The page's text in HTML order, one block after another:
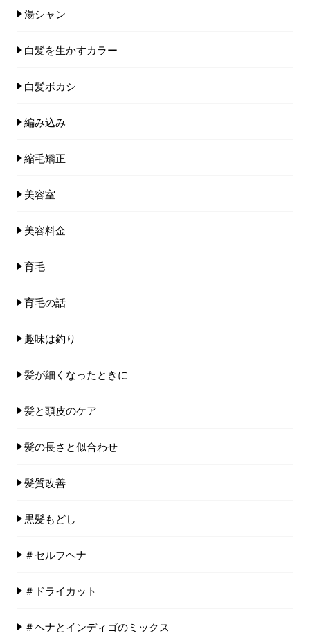
湯シャン
白髪を生かすカラー
白髪ボカシ
編み込み
縮毛矯正
美容室
美容料金
育毛
育毛の話
趣味は釣り
髪が細くなったときに
髪と頭皮のケア
髪の長さと似合わせ
髪質改善
黒髪もどし
＃セルフヘナ
＃ドライカット
＃ヘナとインディゴのミックス